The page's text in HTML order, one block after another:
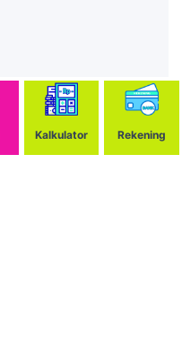
Kalkulator Rekening